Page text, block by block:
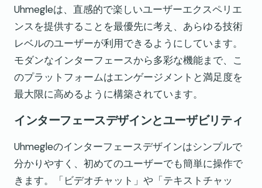
Uhmegleは、直感的で楽しいユーザーエクスペリエ
ンスを提供することを最優先に考え、あらゆる技術
レベルのユーザーが利用できるようにしています。
モダンなインターフェースから多彩な機能まで、こ
のプラットフォームはエンゲージメントと満足度を
最大限に高めるように構築されています。
インターフェースデザインとユーザビリティ
Uhmegleのインターフェースデザインはシンプルで
分かりやすく、初めてのユーザーでも簡単に操作で
きます。「ビデオチャット」や「テキストチャッ